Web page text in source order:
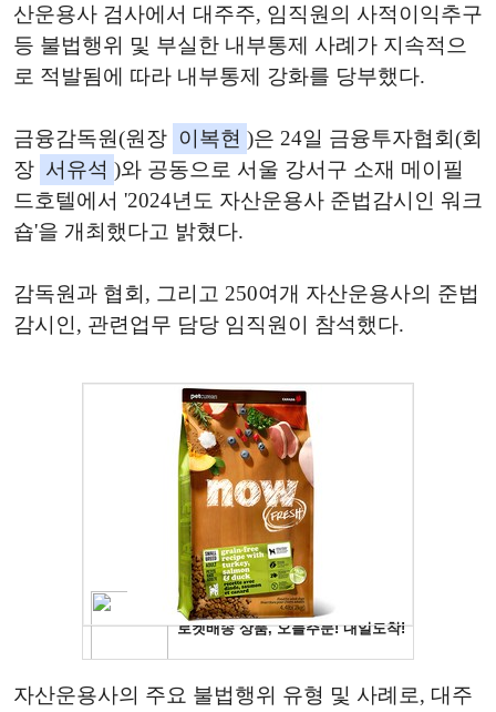
산운용사 검사에서 대주주, 임직원의 사적이익추구
등 불법행위 및 부실한 내부통제 사례가 지속적으
로 적발됨에 따라 내부통제 강화를 당부했다.
금융감독원(원장 이복현 )은 24일 금융투자협회(회
장 서유석 )와 공동으로 서울 강서구 소재 메이필
드호텔에서 '2024년도 자산운용사 준법감시인 워크
숍'을 개최했다고 밝혔다.
감독원과 협회, 그리고 250여개 자산운용사의 준법
감시인, 관련업무 담당 임직원이 참석했다.
자산운용사의 주요 불법행위 유형 및 사례로, 대주